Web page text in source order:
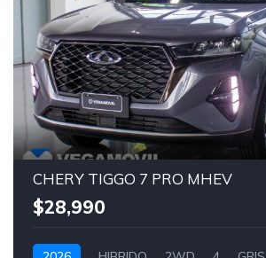
CHERY TIGGO 7 PRO MHEV
$28,990